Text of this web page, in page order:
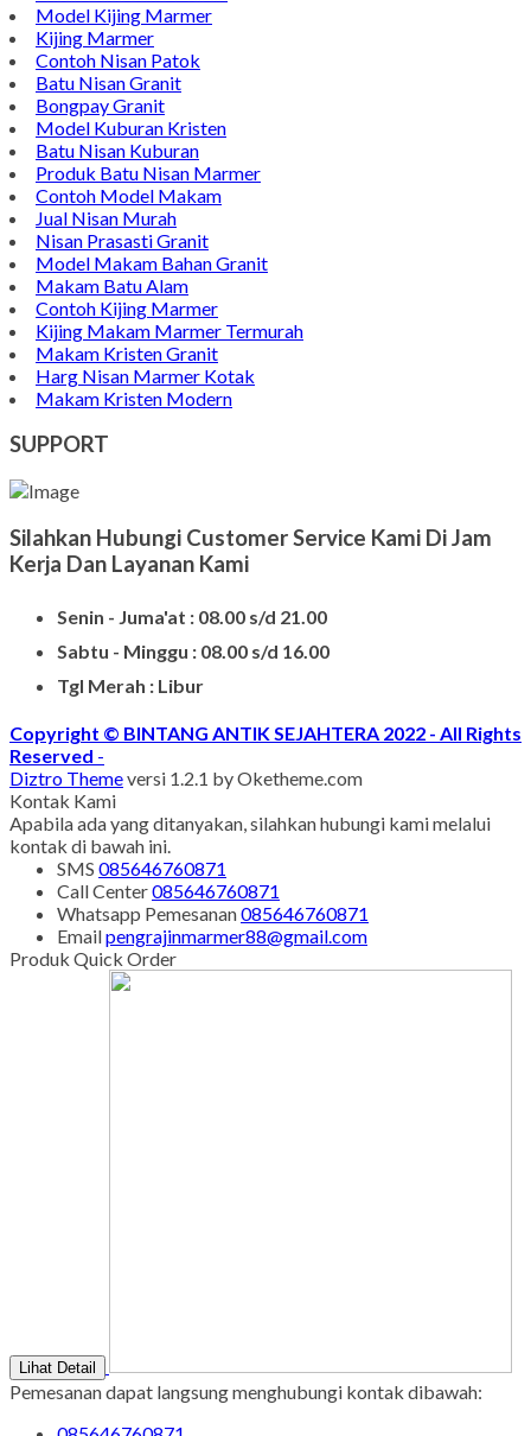
Model Plakat Vandel Unik
Contoh Vandel
Contoh Nisan Batu Kali
Batu Nisan Granit Hitam
Model Batu Nisan
Kijing Makam Marmer
Nisan Marmer
Prasasti Granit
Jual Prasasti Marmer
Nisan Salib
Jual Prasasti Granit
Nisan Batu Salib Murah
Model Kijing Marmer
Kijing Marmer
Contoh Nisan Patok
Batu Nisan Granit
Bongpay Granit
Model Kuburan Kristen
Batu Nisan Kuburan
Produk Batu Nisan Marmer
Jual Nisan Murah
Nisan Prasasti Granit
Model Makam Bahan Granit
Makam Batu Alam
Kijing Makam Marmer Termurah
Harg Nisan Marmer Kotak
Makam Kristen Modern
SUPPORT
Silahkan Hubungi Customer Service Kami Di Jam
Kerja Dan Layanan Kami
Senin - Juma'at : 08.00 s/d 21.00
Sabtu - Minggu : 08.00 s/d 16.00
Tgl Merah : Libur